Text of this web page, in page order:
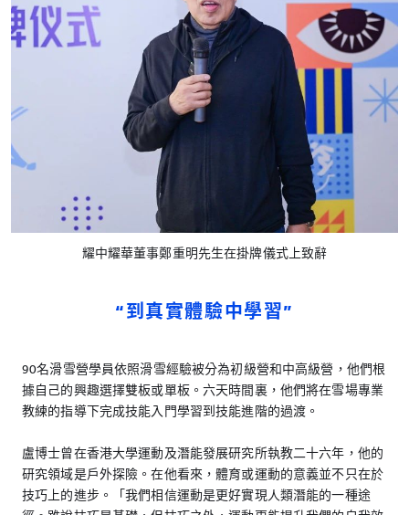
耀中耀華董事鄭重明先生在掛牌儀式上致辭
“到真實體驗中學習”
90名滑雪營學員依照滑雪經驗被分為初級營和中高級營，他們根
據自己的興趣選擇雙板或單板。六天時間裏，他們將在雪場專業
教練的指導下完成技能入門學習到技能進階的過渡。
盧博士曾在香港大學運動及潛能發展研究所執教二十六年，他的
研究領域是戶外探險。在他看來，體育或運動的意義並不只在於
技巧上的進步。「我們相信運動是更好實現人類潛能的一種途